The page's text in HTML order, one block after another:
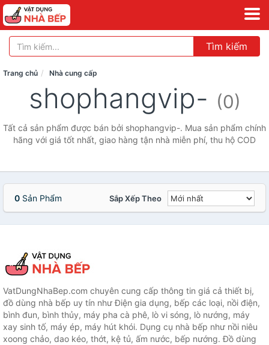
Tìm kiếm
Trang chủ Nhà cung cấp
shophangvip- (0)
Tất cả sản phẩm được bán bởi shophangvip-. Mua sản phẩm chính
hãng với giá tốt nhất, giao hàng tận nhà miễn phí, thu hộ COD
0 Sản Phẩm Sắp Xếp Theo
VatDungNhaBep.com chuyên cung cấp thông tin giá cả thiết bị,
đồ dùng nhà bếp uy tín như Điện gia dụng, bếp các loại, nồi điện,
bình đun, bình thủy, máy pha cà phê, lò vi sóng, lò nướng, máy
xay sinh tố, máy ép, máy hút khói. Dụng cụ nhà bếp như nồi niêu
xoong chảo, dao kéo, thớt, kệ tủ, ấm nước, bếp nướng. Đồ dùng